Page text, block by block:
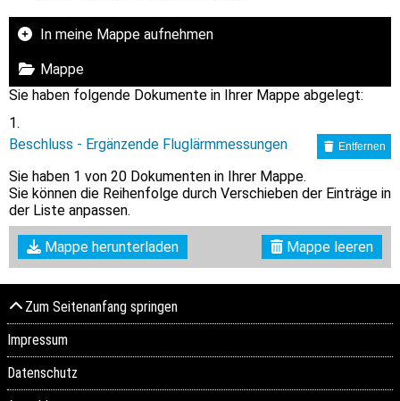
In meine Mappe aufnehmen
Mappe
Sie haben folgende Dokumente in Ihrer Mappe abgelegt:
Beschluss - Ergänzende Fluglärmmessungen Entfernen
Sie haben 1 von 20 Dokumenten in Ihrer Mappe.
Sie können die Reihenfolge durch Verschieben der Einträge in
der Liste anpassen.
Mappe herunterladen Mappe leeren
Zum Seitenanfang springen
Impressum
Datenschutz